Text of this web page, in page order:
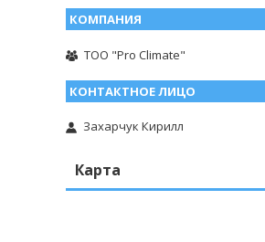
ТОО "Pro Climate"
Захарчук Кирилл
Карта